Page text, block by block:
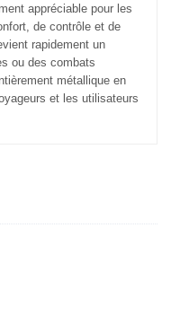
appréciable pour les
de contrôle et de
rapidement un
ou des combats
métallique en
et les utilisateurs